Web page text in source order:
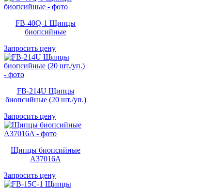
FB-40Q-1 Щипцы
биопсийные
Запросить цену
FB-214U Щипцы
биопсийные (20 шт./уп.)
Запросить цену
Щипцы биопсийные
A37016A
Запросить цену